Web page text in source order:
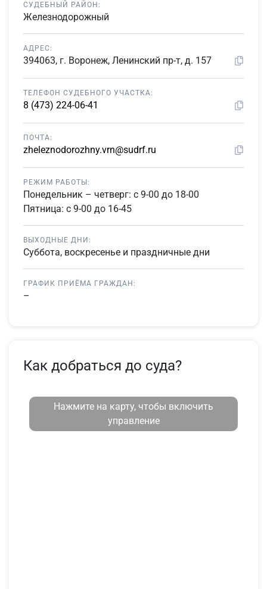
СУДЕБНЫЙ РАЙОН:
Железнодорожный
АДРЕС:
394063, г. Воронеж, Ленинский пр-т, д. 157
ТЕЛЕФОН СУДЕБНОГО УЧАСТКА:
8 (473) 224-06-41
ПОЧТА:
zheleznodorozhny.vrn@sudrf.ru
РЕЖИМ РАБОТЫ:
Понедельник – четверг: с 9-00 до 18-00
Пятница: с 9-00 до 16-45
ВЫХОДНЫЕ ДНИ:
Суббота, воскресенье и праздничные дни
ГРАФИК ПРИЁМА ГРАЖДАН:
–
Как добраться до суда?
Нажмите на карту, чтобы включить
управление